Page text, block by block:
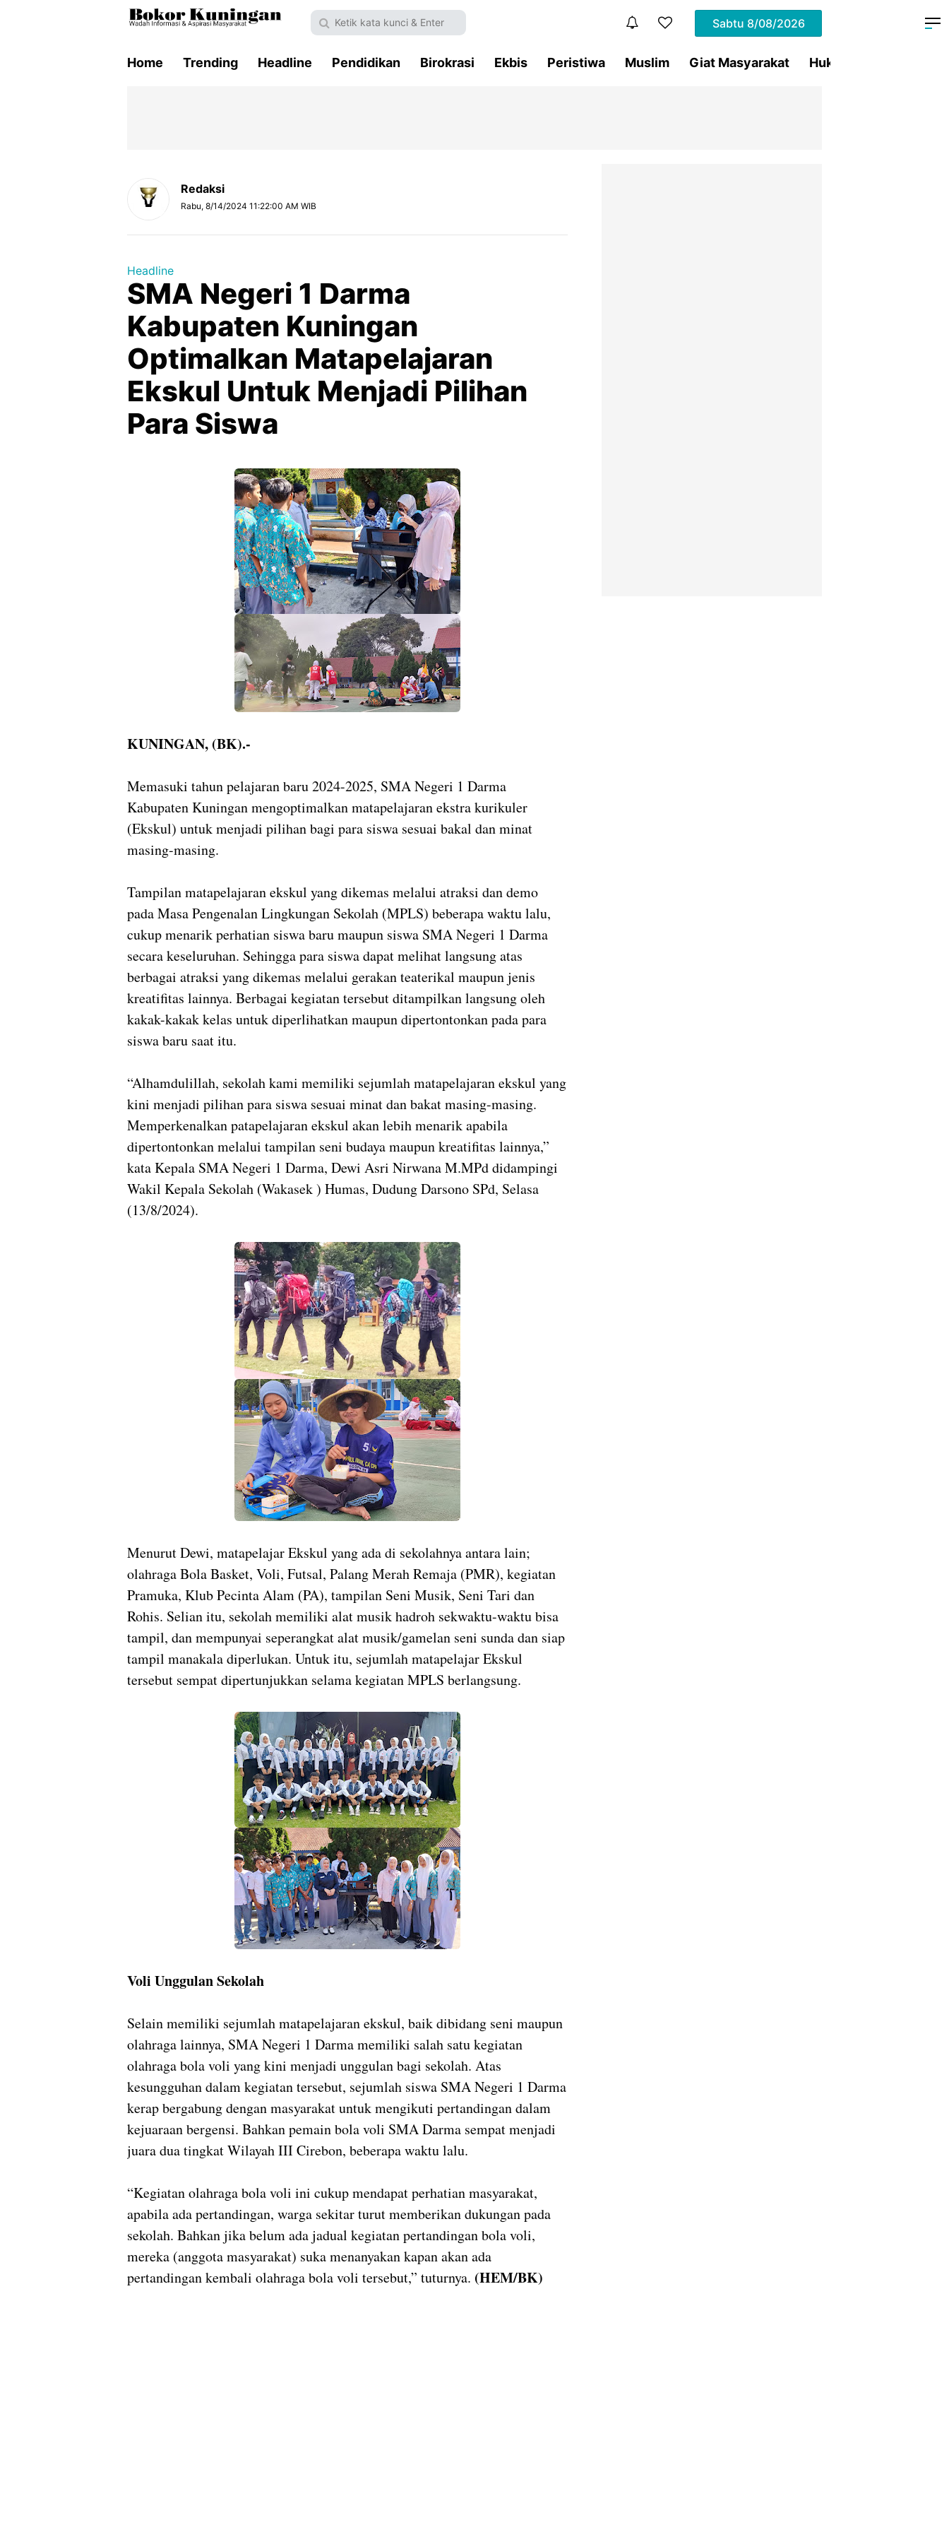
Sabtu 8/08/2026
Home Trending Headline Pendidikan Birokrasi Ekbis Peristiwa Muslim Giat Masyarakat Hukum
Redaksi
Rabu, 8/14/2024 11:22:00 AM WIB
Headline
SMA Negeri 1 Darma
Kabupaten Kuningan
Optimalkan Matapelajaran
Ekskul Untuk Menjadi Pilihan
Para Siswa
KUNINGAN, (BK).-
Memasuki tahun pelajaran baru 2024-2025, SMA Negeri 1 Darma
Kabupaten Kuningan mengoptimalkan matapelajaran ekstra kurikuler
(Ekskul) untuk menjadi pilihan bagi para siswa sesuai bakal dan minat
masing-masing.
Tampilan matapelajaran ekskul yang dikemas melalui atraksi dan demo
pada Masa Pengenalan Lingkungan Sekolah (MPLS) beberapa waktu lalu,
cukup menarik perhatian siswa baru maupun siswa SMA Negeri 1 Darma
secara keseluruhan. Sehingga para siswa dapat melihat langsung atas
berbagai atraksi yang dikemas melalui gerakan teaterikal maupun jenis
kreatifitas lainnya. Berbagai kegiatan tersebut ditampilkan langsung oleh
kakak-kakak kelas untuk diperlihatkan maupun dipertontonkan pada para
siswa baru saat itu.
“Alhamdulillah, sekolah kami memiliki sejumlah matapelajaran ekskul yang
kini menjadi pilihan para siswa sesuai minat dan bakat masing-masing.
Memperkenalkan patapelajaran ekskul akan lebih menarik apabila
dipertontonkan melalui tampilan seni budaya maupun kreatifitas lainnya,”
kata Kepala SMA Negeri 1 Darma, Dewi Asri Nirwana M.MPd didampingi
Wakil Kepala Sekolah (Wakasek ) Humas, Dudung Darsono SPd, Selasa
(13/8/2024).
Menurut Dewi, matapelajar Ekskul yang ada di sekolahnya antara lain;
olahraga Bola Basket, Voli, Futsal, Palang Merah Remaja (PMR), kegiatan
Pramuka, Klub Pecinta Alam (PA), tampilan Seni Musik, Seni Tari dan
Rohis. Selian itu, sekolah memiliki alat musik hadroh sekwaktu-waktu bisa
tampil, dan mempunyai seperangkat alat musik/gamelan seni sunda dan siap
tampil manakala diperlukan. Untuk itu, sejumlah matapelajar Ekskul
tersebut sempat dipertunjukkan selama kegiatan MPLS berlangsung.
Voli Unggulan Sekolah
Selain memiliki sejumlah matapelajaran ekskul, baik dibidang seni maupun
olahraga lainnya, SMA Negeri 1 Darma memiliki salah satu kegiatan
olahraga bola voli yang kini menjadi unggulan bagi sekolah. Atas
kesungguhan dalam kegiatan tersebut, sejumlah siswa SMA Negeri 1 Darma
kerap bergabung dengan masyarakat untuk mengikuti pertandingan dalam
kejuaraan bergensi. Bahkan pemain bola voli SMA Darma sempat menjadi
juara dua tingkat Wilayah III Cirebon, beberapa waktu lalu.
“Kegiatan olahraga bola voli ini cukup mendapat perhatian masyarakat,
apabila ada pertandingan, warga sekitar turut memberikan dukungan pada
sekolah. Bahkan jika belum ada jadual kegiatan pertandingan bola voli,
mereka (anggota masyarakat) suka menanyakan kapan akan ada
pertandingan kembali olahraga bola voli tersebut,” tuturnya. (HEM/BK)